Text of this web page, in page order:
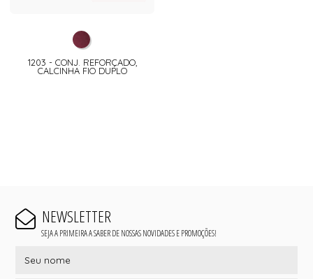
1203 - CONJ. REFORÇADO,
CALCINHA FIO DUPLO
NEWSLETTER
SEJA A PRIMEIRA A SABER DE NOSSAS NOVIDADES E PROMOÇÕES!